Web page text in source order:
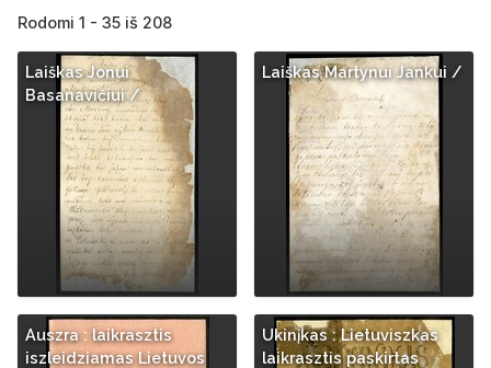
Rodomi 1 - 35 iš 208
Laiškas Jonui
Basanavičiui /
Laiškas Martynui Jankui /
Auszra : laikrasztis
iszleidziamas Lietuvos
Ukinįkas : Lietuviszkas
laikrasztis paskirtas